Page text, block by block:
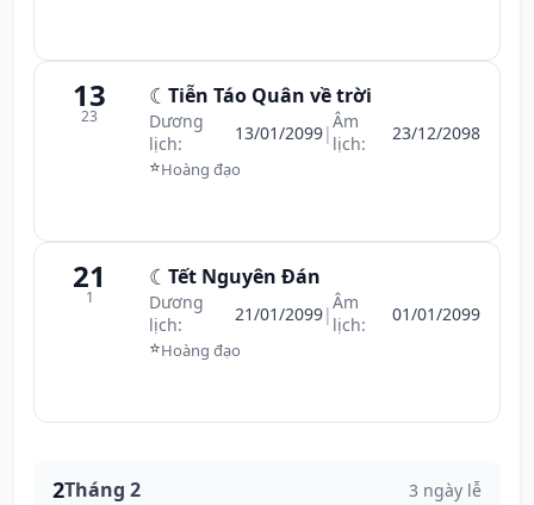
13
23
☾ Tiễn Táo Quân về trời
Dương
lịch:
13/01/2099|Âm
lịch:
23/12/2098
⭐Hoàng đạo
21
1
☾ Tết Nguyên Đán
Dương
lịch:
21/01/2099|Âm
lịch:
01/01/2099
⭐Hoàng đạo
2Tháng 2 3 ngày lễ